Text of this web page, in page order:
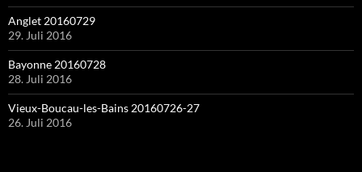
Anglet 20160729
29. Juli 2016
Bayonne 20160728
28. Juli 2016
Vieux-Boucau-les-Bains 20160726-27
26. Juli 2016